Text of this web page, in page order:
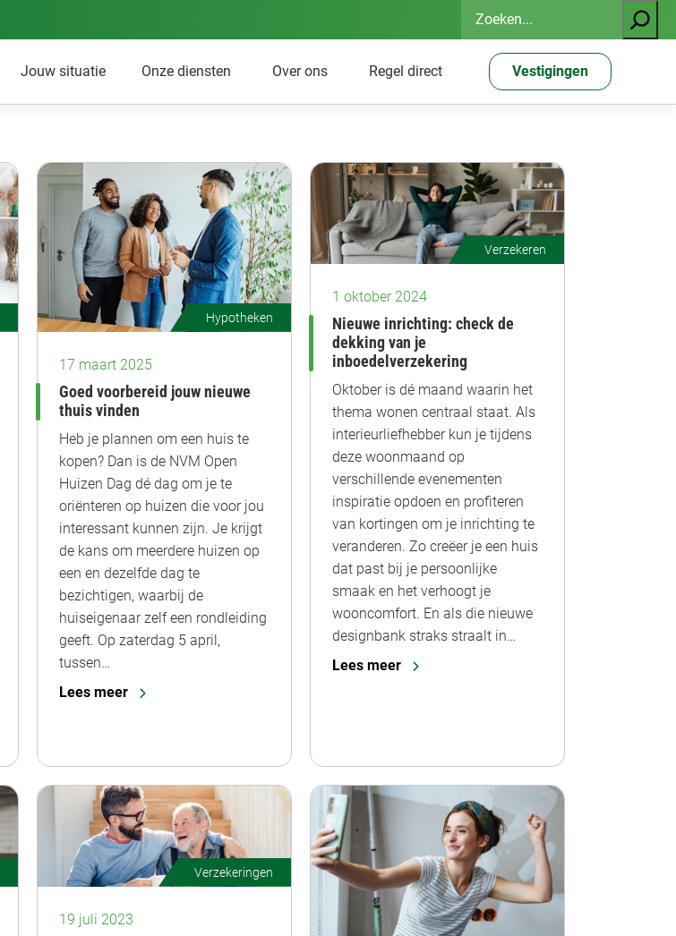
Zoeken
Jouw situatie Onze diensten Over ons Regel direct Vestigingen
Hypotheken
17 maart 2025
Goed voorbereid jouw nieuwe
thuis vinden
Heb je plannen om een huis te
kopen? Dan is de NVM Open
Huizen Dag dé dag om je te
oriënteren op huizen die voor jou
interessant kunnen zijn. Je krijgt
de kans om meerdere huizen op
een en dezelfde dag te
bezichtigen, waarbij de
huiseigenaar zelf een rondleiding
geeft. Op zaterdag 5 april,
tussen…
Lees meer
Verzekeren
1 oktober 2024
Nieuwe inrichting: check de
dekking van je
inboedelverzekering
Oktober is dé maand waarin het
thema wonen centraal staat. Als
interieurliefhebber kun je tijdens
deze woonmaand op
verschillende evenementen
inspiratie opdoen en profiteren
van kortingen om je inrichting te
veranderen. Zo creëer je een huis
dat past bij je persoonlijke
smaak en het verhoogt je
wooncomfort. En als die nieuwe
designbank straks straalt in…
Lees meer
Verzekeringen
19 juli 2023